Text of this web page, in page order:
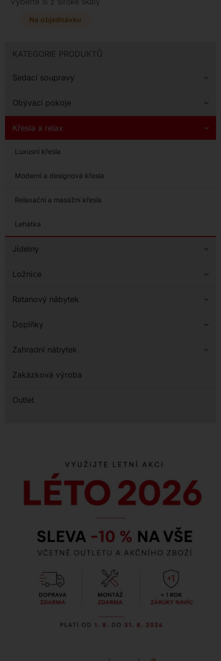
KATEGORIE PRODUKTŮ
Sedací soupravy
Obývací pokoje
Křesla a relax
Luxusní křesla
Moderní a designová křesla
Relaxační a masážní křesla
Lehátka
Jídelny
Ložnice
Ratanový nábytek
Doplňky
Zahradní nábytek
Zakázková výroba
Outlet
luxusní kůži a dopřejte si
Na objednávku